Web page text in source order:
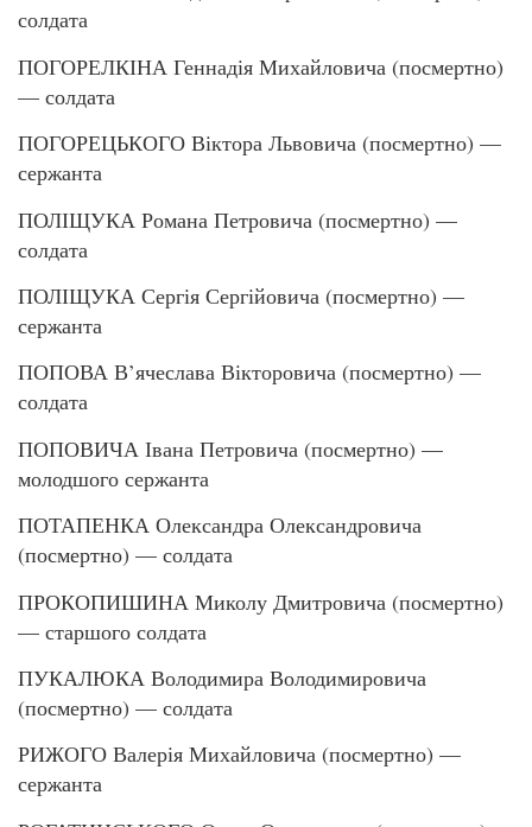
солдата
ПОГОРЕЛКІНА Геннадія Михайловича (посмертно)
— солдата
ПОГОРЕЦЬКОГО Віктора Львовича (посмертно) —
сержанта
ПОЛІЩУКА Романа Петровича (посмертно) —
солдата
ПОЛІЩУКА Сергія Сергійовича (посмертно) —
сержанта
ПОПОВА В’ячеслава Вікторовича (посмертно) —
солдата
ПОПОВИЧА Івана Петровича (посмертно) —
молодшого сержанта
ПОТАПЕНКА Олександра Олександровича
(посмертно) — солдата
ПРОКОПИШИНА Миколу Дмитровича (посмертно)
— старшого солдата
ПУКАЛЮКА Володимира Володимировича
(посмертно) — солдата
РИЖОГО Валерія Михайловича (посмертно) —
сержанта